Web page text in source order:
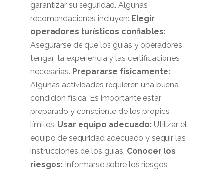
garantizar su seguridad. Algunas
recomendaciones incluyen: Elegir
operadores turísticos confiables:
Asegurarse de que los guías y operadores
tengan la experiencia y las certificaciones
necesarias. Prepararse físicamente:
Algunas actividades requieren una buena
condición física. Es importante estar
preparado y consciente de los propios
límites. Usar equipo adecuado:Utilizar el
equipo de seguridad adecuado y seguir las
instrucciones de los guías. Conocer los
riesgos:Informarse sobre los riesgos